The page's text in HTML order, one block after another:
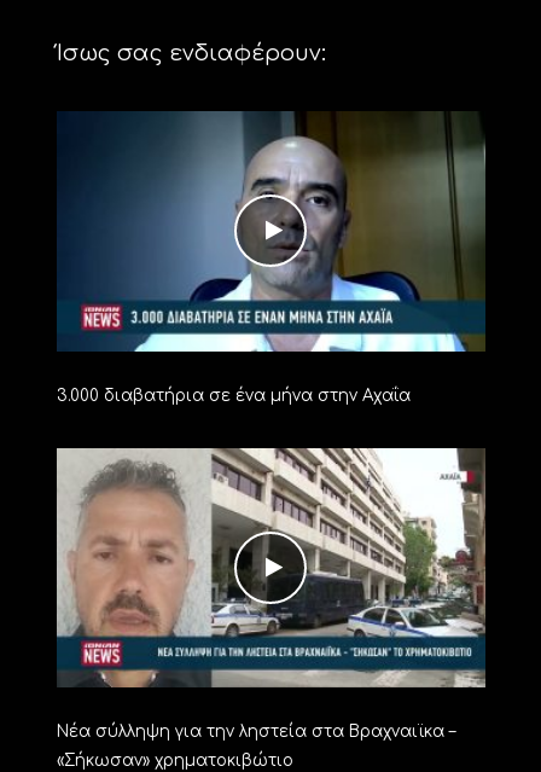
Ίσως σας ενδιαφέρουν:
3.000 διαβατήρια σε ένα μήνα στην Αχαΐα
Νέα σύλληψη για την ληστεία στα Βραχναιϊκα –
«Σήκωσαν» χρηματοκιβώτιο